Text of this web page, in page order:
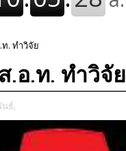
. ทำวิจัย
.อ.ท. ทำวิจัย
ธ์,